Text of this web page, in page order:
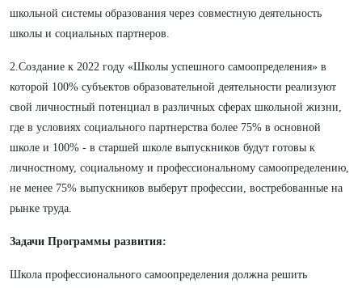
школьной системы образования через совместную деятельность
школы и социальных партнеров.
2.Создание к 2022 году «Школы успешного самоопределения» в
которой 100% субъектов образовательной деятельности реализуют
свой личностный потенциал в различных сферах школьной жизни,
где в условиях социального партнерства более 75% в основной
школе и 100% - в старшей школе выпускников будут готовы к
личностному, социальному и профессиональному самоопределению,
не менее 75% выпускников выберут профессии, востребованные на
рынке труда.
Задачи Программы развития:
Школа профессионального самоопределения должна решить